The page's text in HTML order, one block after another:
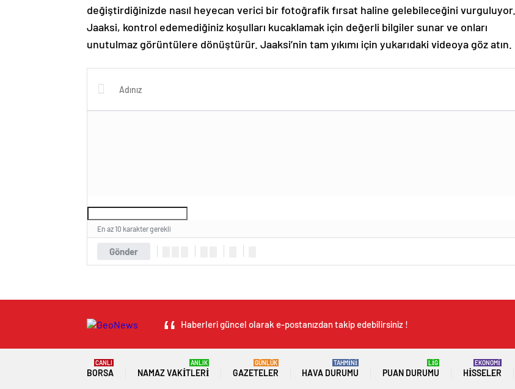
değiştirdiğinizde nasıl heyecan verici bir fotoğrafik fırsat haline gelebileceğini vurguluyor.
Jaaksi, kontrol edemediğiniz koşulları kucaklamak için değerli bilgiler sunar ve onları
unutulmaz görüntülere dönüştürür. Jaaksi’nin tam yıkımı için yukarıdaki videoya göz atın.
Gönder
En az 10 karakter gerekli
Haberleri güncel olarak e-postanızdan takip edebilirsiniz !
BORSA
CANLI
NAMAZ VAKITLERI
ANLIK
GAZETELER
GÜNLÜK
HAVA DURUMU
TAHMİNİ
PUAN DURUMU
LİG
HISSELER
EKONOMİ